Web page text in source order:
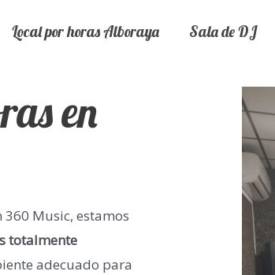
Local por horas Alboraya Sala de DJ
en
360 Music, estamos
totalmente
adecuado para